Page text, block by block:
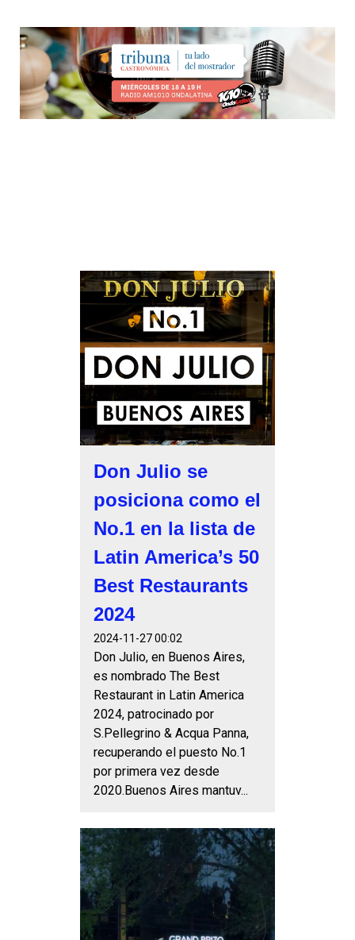
Don Julio se
posiciona como el
No.1 en la lista de
Latin America’s 50
Best Restaurants
2024
2024-11-27 00:02
Don Julio, en Buenos Aires,
es nombrado The Best
Restaurant in Latin America
2024, patrocinado por
S.Pellegrino & Acqua Panna,
recuperando el puesto No.1
por primera vez desde
2020.Buenos Aires mantuv...